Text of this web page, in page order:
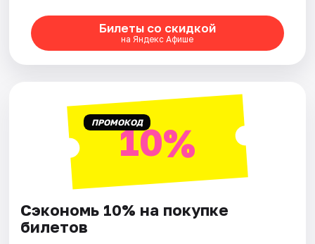
Билеты со скидкой
на Яндекс Афише
ПРОМОКОД10%
Сэкономь 10% на покупке
билетов